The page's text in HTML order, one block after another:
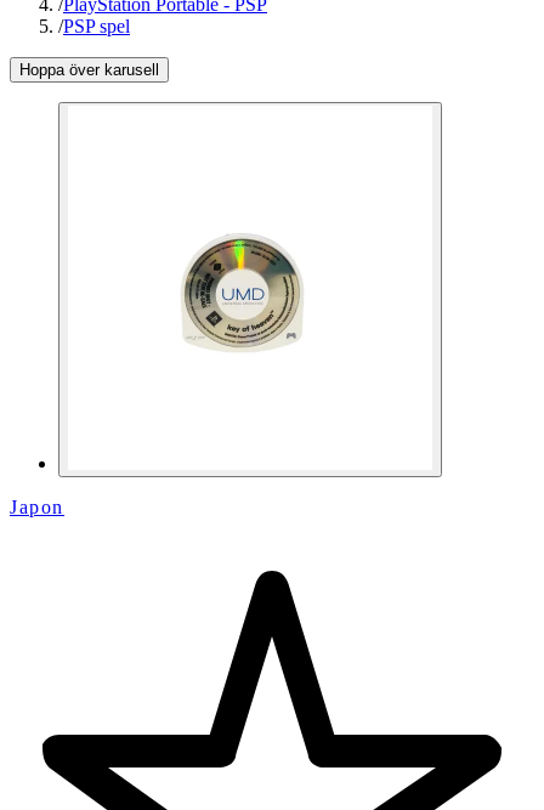
/PlayStation Portable - PSP
/PSP spel
Hoppa över karusell
Japon